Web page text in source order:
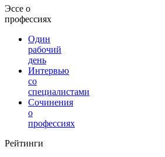
Эссе о
профессиях
Один
рабочий
день
Интервью
со
специалистами
Сочинения
о
профессиях
Рейтинги